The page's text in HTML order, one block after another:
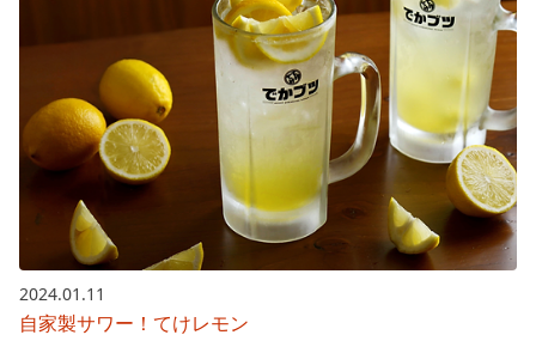
2024.01.11
自家製サワー！てけレモン